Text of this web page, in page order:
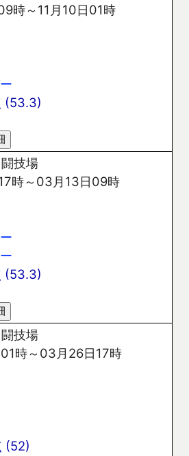
時～11月10日01時
(53.3)
技場
時～03月13日09時
(53.3)
技場
時～03月26日17時
(52)